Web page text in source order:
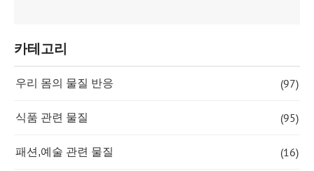
카테고리
우리 몸의 물질 반응 (97)
식품 관련 물질 (95)
패션,예술 관련 물질 (16)